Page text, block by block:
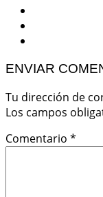
ENVIAR
Tu dirección de
Los campos
Comentario *